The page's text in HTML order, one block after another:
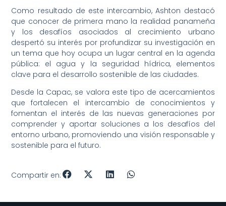
Como resultado de este intercambio, Ashton destacó
que conocer de primera mano la realidad panameña
y los desafíos asociados al crecimiento urbano
despertó su interés por profundizar su investigación en
un tema que hoy ocupa un lugar central en la agenda
pública: el agua y la seguridad hídrica, elementos
clave para el desarrollo sostenible de las ciudades.
Desde la Capac, se valora este tipo de acercamientos
que fortalecen el intercambio de conocimientos y
fomentan el interés de las nuevas generaciones por
comprender y aportar soluciones a los desafíos del
entorno urbano, promoviendo una visión responsable y
sostenible para el futuro.
Compartir en: